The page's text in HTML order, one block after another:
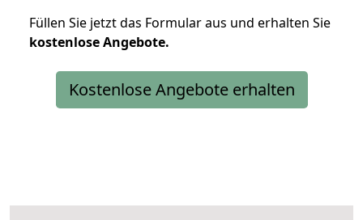
Füllen Sie jetzt das Formular aus und erhalten Sie
kostenloseAngebote.
Kostenlose Angebote erhalten